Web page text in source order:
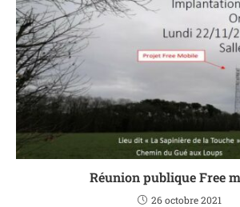
Réunion publique Free
26 octobre 2021